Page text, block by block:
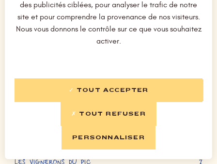
DOMAINE GOURON
VAL DE LOIRE - AOP Chinon
5,5
VAL DE LOIRE - AOC Saumur Champigny
CAVE DE TAIN
VALLÉE DU RHÔNE - AOP Crozes Hermitage
7
des publicités ciblées, pour analyser le trafic de notre
site et pour comprendre la provenance de nos visiteurs.
Nous vous donnons le contrôle sur ce que vous souhaitez
activer.
TOUT ACCEPTER
TOUT REFUSER
PERSONNALISER